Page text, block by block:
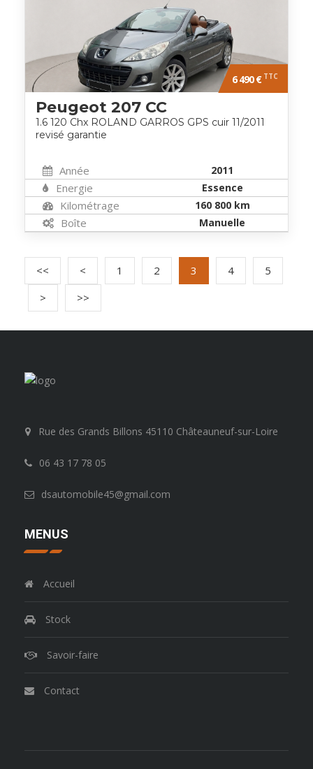
6 490 € TTC
Peugeot 207 CC
1.6 120 Chx ROLAND GARROS GPS cuir 11/2011
revisé garantie
Année 2011
Energie Essence
Kilométrage 160 800 km
Boîte Manuelle
<< < 1 2 3 4
5
>
>>
Rue des Grands Billons 45110 Châteauneuf-sur-Loire
06 43 17 78 05
dsautomobile45@gmail.com
MENUS
Accueil
Stock
Savoir-faire
Contact